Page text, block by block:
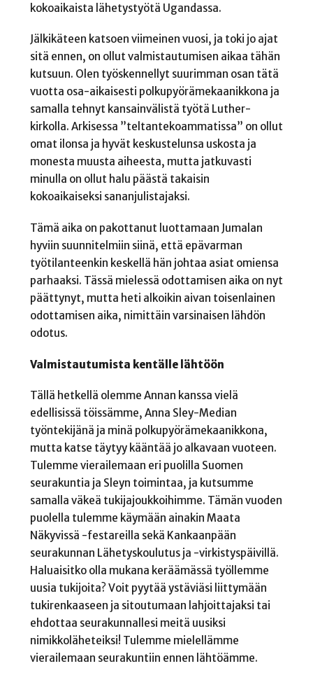
kokoaikaista lähetystyötä Ugandassa.
Jälkikäteen katsoen viimeinen vuosi, ja toki jo ajat
sitä ennen, on ollut valmistautumisen aikaa tähän
kutsuun. Olen työskennellyt suurimman osan tätä
vuotta osa-aikaisesti polkupyörämekaanikkona ja
samalla tehnyt kansainvälistä työtä Luther-
kirkolla. Arkisessa ”teltantekoammatissa” on ollut
omat ilonsa ja hyvät keskustelunsa uskosta ja
monesta muusta aiheesta, mutta jatkuvasti
minulla on ollut halu päästä takaisin
kokoaikaiseksi sananjulistajaksi.
Tämä aika on pakottanut luottamaan Jumalan
hyviin suunnitelmiin siinä, että epävarman
työtilanteenkin keskellä hän johtaa asiat omiensa
parhaaksi. Tässä mielessä odottamisen aika on nyt
päättynyt, mutta heti alkoikin aivan toisenlainen
odottamisen aika, nimittäin varsinaisen lähdön
odotus.
Valmistautumista kentälle lähtöön
Tällä hetkellä olemme Annan kanssa vielä
edellisissä töissämme, Anna Sley-Median
työntekijänä ja minä polkupyörämekaanikkona,
mutta katse täytyy kääntää jo alkavaan vuoteen.
Tulemme vierailemaan eri puolilla Suomen
seurakuntia ja Sleyn toimintaa, ja kutsumme
samalla väkeä tukijajoukkoihimme. Tämän vuoden
puolella tulemme käymään ainakin Maata
Näkyvissä -festareilla sekä Kankaanpään
seurakunnan Lähetyskoulutus ja -virkistyspäivillä.
Haluaisitko olla mukana keräämässä työllemme
uusia tukijoita? Voit pyytää ystäviäsi liittymään
tukirenkaaseen ja sitoutumaan lahjoittajaksi tai
ehdottaa seurakunnallesi meitä uusiksi
nimikkoläheteiksi! Tulemme mielellämme
vierailemaan seurakuntiin ennen lähtöämme.